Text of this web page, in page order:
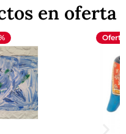
en oferta